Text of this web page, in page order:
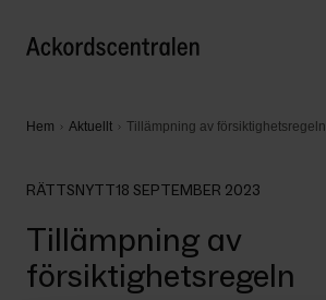
Hem Aktuellt Tillämpning av försiktighetsregeln
RÄTTSNYTT18 SEPTEMBER 2023
Tillämpning av
försiktighetsregeln